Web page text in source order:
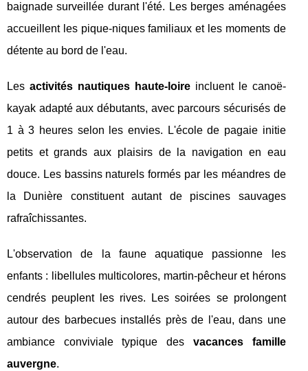
baignade surveillée durant l'été. Les berges aménagées
accueillent les pique-niques familiaux et les moments de
détente au bord de l'eau.
Les activités nautiques haute-loireincluent le canoë-
kayak adapté aux débutants, avec parcours sécurisés de
1 à 3 heures selon les envies. L'école de pagaie initie
petits et grands aux plaisirs de la navigation en eau
douce. Les bassins naturels formés par les méandres de
la Dunière constituent autant de piscines sauvages
rafraîchissantes.
L'observation de la faune aquatique passionne les
enfants : libellules multicolores, martin-pêcheur et hérons
cendrés peuplent les rives. Les soirées se prolongent
autour des barbecues installés près de l'eau, dans une
ambiance conviviale typique des vacances famille
auvergne.